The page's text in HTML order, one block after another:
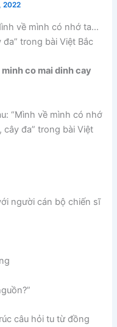
2022
về mình có nhớ ta…
trong bài Việt Bắc
“Mình về mình có nhớ
đa” trong bài Việt
người cán bộ chiến sĩ
câu hỏi tu từ đồng